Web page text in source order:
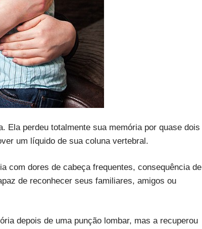
Ela perdeu totalmente sua memória por quase dois
um líquido de sua coluna vertebral.
com dores de cabeça frequentes, consequência de
de reconhecer seus familiares, amigos ou
depois de uma punção lombar, mas a recuperou